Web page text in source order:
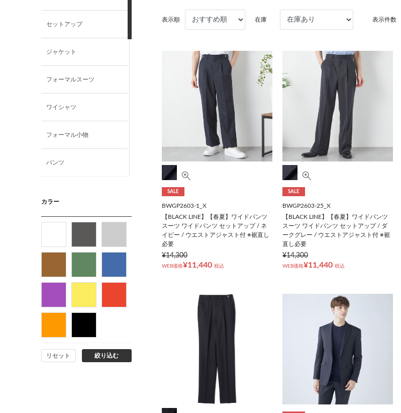
セットアップ
ジャケット
フォーマルスーツ
ワイシャツ
フォーマル小物
パンツ
カジュアルシャツ
フォーマルタイ
バッグ
カラー
リセット 絞り込む
表示順 在庫 表示件数
SALE
BWGP2603-1_X
【BLACK LINE】【春夏】ワイドパンツ
スーツ ワイドパンツ セットアップ / ネ
イビー / ウエストアジャスト付 ※裾直し
必要
¥14,300
WEB価格¥11,440 税込
SALE
BWGP2603-25_X
【BLACK LINE】【春夏】ワイドパンツ
スーツ ワイドパンツ セットアップ / ダ
ークグレー / ウエストアジャスト付 ※裾
直し必要
¥14,300
WEB価格¥11,440 税込